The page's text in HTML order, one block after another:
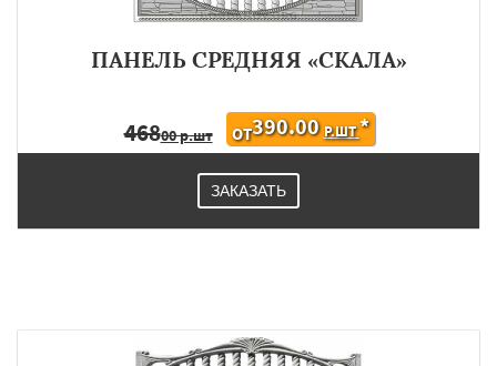
ПАНЕЛЬ СРЕДНЯЯ «СКАЛА»
46800 р.шт ОТ390.00 Р.ШТ*
ЗАКАЗАТЬ